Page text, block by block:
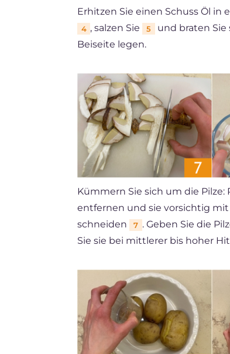
Erhitzen Sie einen Schuss Öl in
4 , salzen Sie 5 und braten
Beiseite legen.
Kümmern Sie sich um die
entfernen und sie vorsichtig
schneiden
7 . Geben Sie die
Sie sie bei mittlerer bis hoher